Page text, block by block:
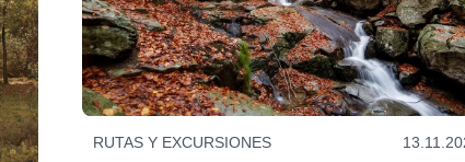
RUTAS Y EXCURSIONES